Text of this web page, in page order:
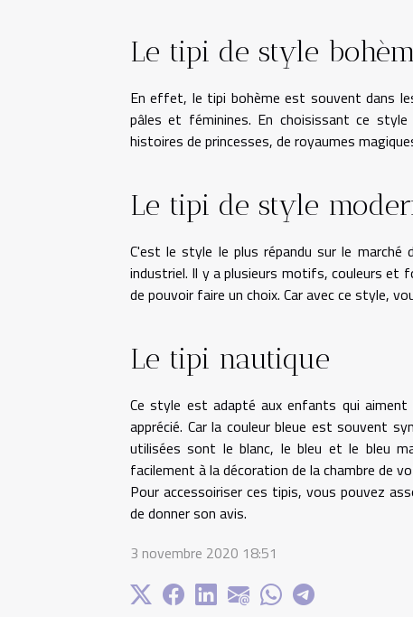
Le tipi de style
En effet, le tipi bohème est souvent dans
pâles et féminines. En choisissant ce
histoires de princesses, de royaumes
Le tipi de style
C'est le style le plus répandu sur le
industriel. Il y a plusieurs motifs, couleurs et
de pouvoir faire un choix. Car avec ce style,
Le tipi nautique
Ce style est adapté aux enfants qui
apprécié. Car la couleur bleue est souvent
utilisées sont le blanc, le bleu et le bleu
facilement à la décoration de la chambre de
Pour accessoiriser ces tipis, vous pouvez
de donner son avis.
3 novembre 2020 18:51